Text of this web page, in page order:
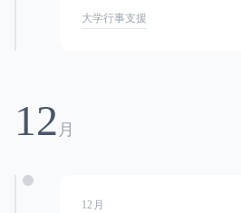
大学行事支援
12 月
12月